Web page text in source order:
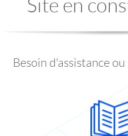
Site en
Besoin d'assistance